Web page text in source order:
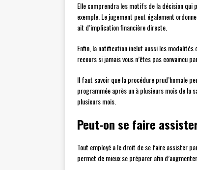
Elle comprendra les motifs de la décision qui
exemple. Le jugement peut également
ait d’implication financière directe.
Enfin, la notification inclut aussi les modalités
recours si jamais vous n’êtes pas convaincu
Il faut savoir que la procédure prud’homale
programmée après un à plusieurs mois de la
plusieurs mois.
Peut-on se faire
Tout employé a le droit de se faire assister
permet de mieux se préparer afin